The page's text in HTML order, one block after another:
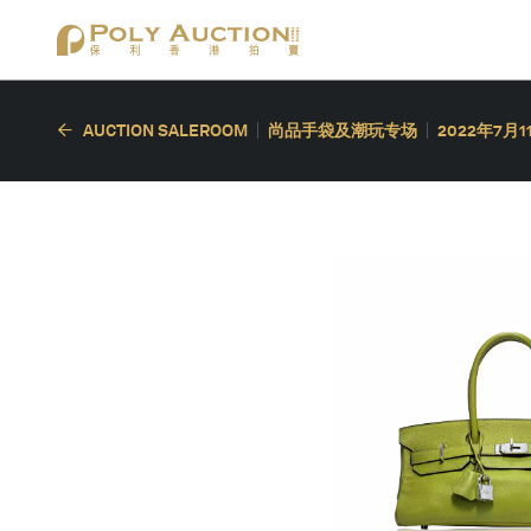
AUCTION SALEROOM 尚品手袋及潮玩专场 2022年7月